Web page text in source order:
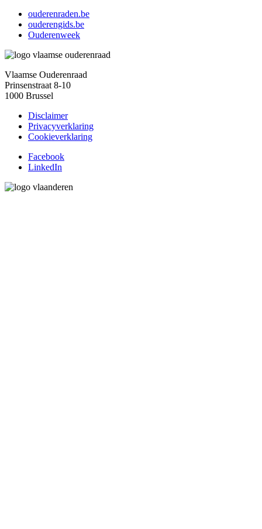
ouderenraden.be
ouderengids.be
Ouderenweek
Vlaamse Ouderenraad
Prinsenstraat 8-10
1000 Brussel
Disclaimer
Privacyverklaring
Cookieverklaring
Facebook
LinkedIn